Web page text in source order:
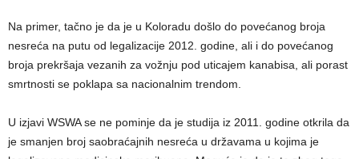
Na primer, tačno je da je u Koloradu došlo do povećanog broja
nesreća na putu od legalizacije 2012. godine, ali i do povećanog
broja prekršaja vezanih za vožnju pod uticajem kanabisa, ali porast
smrtnosti se poklapa sa nacionalnim trendom.
U izjavi WSWA se ne pominje da je studija iz 2011. godine otkrila da
je smanjen broj saobraćajnih nesreća u državama u kojima je